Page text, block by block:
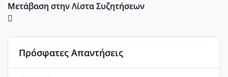
Μετάβαση στην Λίστα Συζητήσεων
Πρόσφατες Απαντήσεις